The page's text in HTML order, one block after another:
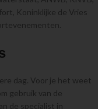
Koninklijke de Vries
dag. Voor je het weet
gebruik van de
de specialist in